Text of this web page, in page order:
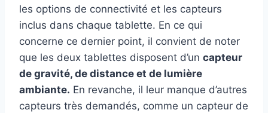
les options de connectivité et les capteurs
inclus dans chaque tablette. En ce qui
concerne ce dernier point, il convient de noter
que les deux tablettes disposent d’un capteur
de gravité, de distance et de lumière
ambiante. En revanche, il leur manque d’autres
capteurs très demandés, comme un capteur de